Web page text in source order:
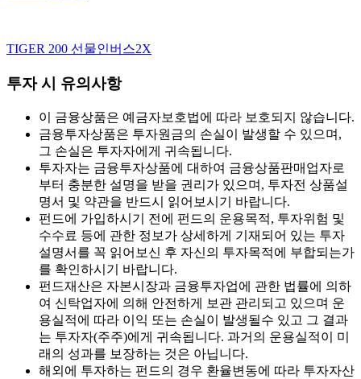
TIGER 200 선물인버스2X
투자 시 유의사항
이 금융상품은 예금자보호법에 따라 보호되지 않습니다.
금융투자상품은 투자원금의 손실이 발생할 수 있으며,
그 손실은 투자자에게 귀속됩니다.
투자자는 금융투자상품에 대하여 금융상품판매업자로
부터 충분한 설명을 받을 권리가 있으며, 투자전 상품설
명서 및 약관을 반드시 읽어보시기 바랍니다.
펀드에 가입하시기 전에 펀드의 운용목적, 투자위험 및
수수료 등에 관한 정보가 상세하게 기재되어 있는 투자
설명서를 꼭 읽어보신 후 자신의 투자목적에 부합되는가
를 확인하시기 바랍니다.
펀드재산은 자본시장과 금융투자업에 관한 법률에 의하
여 신탁업자에 의해 안전하게 보관 관리되고 있으며 운
용실적에 따라 이익 또는 손실이 발생될수 있고 그 결과
는 투자자(주주)에게 귀속됩니다. 과거의 운용실적이 미
래의 성과를 보장하는 것은 아닙니다.
해외에 투자하는 펀드의 경우 환율변동에 따라 투자자산